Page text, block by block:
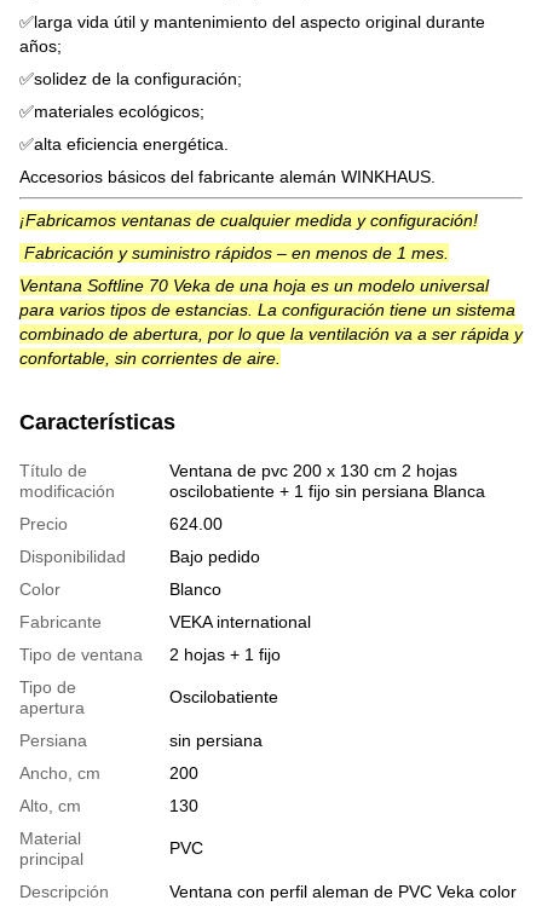
✅larga vida útil y mantenimiento del aspecto original durante
años;
✅solidez de la configuración;
✅materiales ecológicos;
✅alta eficiencia energética.
Accesorios básicos del fabricante alemán WINKHAUS.
¡Fabricamos ventanas de cualquier medida y configuración!
Fabricación y suministro rápidos – en menos de 1 mes.
Ventana Softline 70 Veka de una hoja es un modelo universal
para varios tipos de estancias. La configuración tiene un sistema
combinado de abertura, por lo que la ventilación va a ser rápida y
confortable, sin corrientes de aire.
Características
Título de
modificación
Ventana de pvc 200 x 130 cm 2 hojas
oscilobatiente + 1 fijo sin persiana Blanca
Precio
624.00
Disponibilidad
Bajo pedido
Color
Blanco
Fabricante
VEKA international
Tipo de ventana
2 hojas + 1 fijo
Tipo de
apertura
Oscilobatiente
Persiana
sin persiana
Ancho, cm
200
Alto, cm
130
Material
principal
PVC
Descripción
Ventana con perfil aleman de PVC Veka color